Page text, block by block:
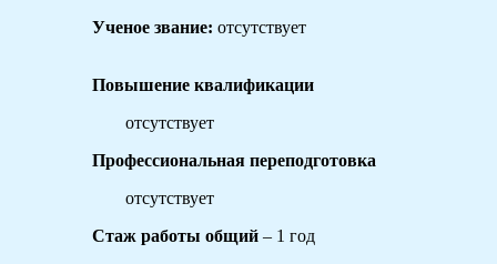
Ученое звание: отсутствует
Повышение квалификации
отсутствует
Профессиональная переподготовка
отсутствует
Стаж работы общий – 1 год